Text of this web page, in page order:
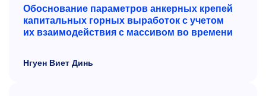
Обоснование параметров анкерных крепей
капитальных горных выработок с учетом
их взаимодействия с массивом во времени
Нгуен Виет Динь